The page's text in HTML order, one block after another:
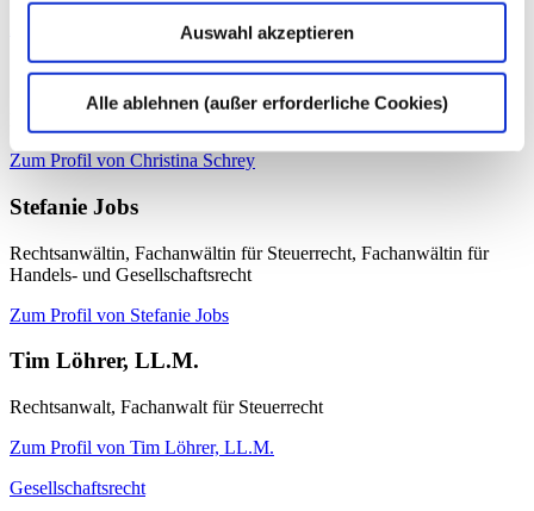
Auswahl akzeptieren
Alle ablehnen (außer erforderliche Cookies)
Zum Profil von Dr. Olaf Lüke
Christina Schrey
Rechtsanwältin, Fachanwältin für Steuerrecht
Zum Profil von Christina Schrey
Stefanie Jobs
Rechtsanwältin, Fachanwältin für Steuerrecht, Fachanwältin für
Handels- und Gesellschaftsrecht
Zum Profil von Stefanie Jobs
Tim Löhrer, LL.M.
Rechtsanwalt, Fachanwalt für Steuerrecht
Zum Profil von Tim Löhrer, LL.M.
Gesellschaftsrecht